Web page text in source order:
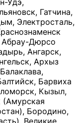
Удэ,
Гатчина,
Электросталь,
Абрау-Дюрсо
Ангарск,
Архыз
Барвиха
Кызыл,
(Амурская
Бородино,
Великие